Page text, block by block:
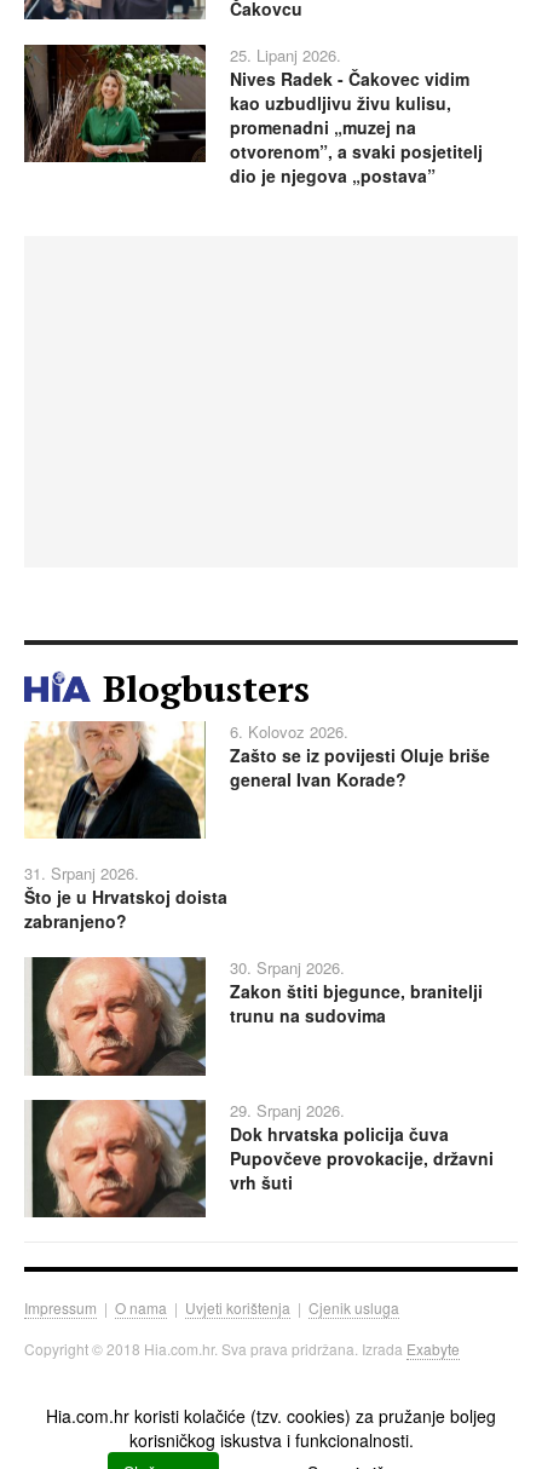
Čakovcu
25. Lipanj 2026.
Nives Radek - Čakovec vidim
kao uzbudljivu živu kulisu,
promenadni „muzej na
otvorenom”, a svaki posjetitelj
dio je njegova „postava”
Blogbusters
6. Kolovoz 2026.
Zašto se iz povijesti Oluje briše
general Ivan Korade?
31. Srpanj 2026.
Što je u Hrvatskoj doista
zabranjeno?
30. Srpanj 2026.
Zakon štiti bjegunce, branitelji
trunu na sudovima
29. Srpanj 2026.
Dok hrvatska policija čuva
Pupovčeve provokacije, državni
vrh šuti
Impressum | O nama | Uvjeti korištenja | Cjenik usluga
Copyright © 2018 Hia.com.hr. Sva prava pridržana. Izrada Exabyte
Hia.com.hr koristi kolačiće (tzv. cookies) za pružanje boljeg
korisničkog iskustva i funkcionalnosti.